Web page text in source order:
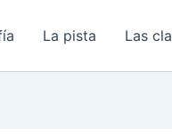
La pista Las